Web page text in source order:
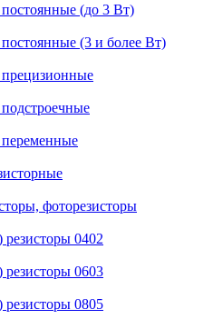
(до 3 Вт)
(3 и более Вт)
фоторезисторы
0402
0603
0805